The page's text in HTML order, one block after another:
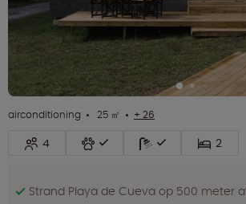
airconditioning 25 ㎡ + 26
4 2
Strand Playa de Cueva op 500 meter